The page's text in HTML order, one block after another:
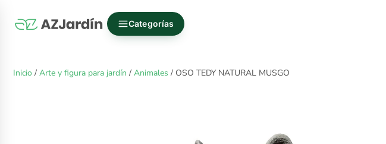
Categorías
Inicio / Arte y figura para jardín / Animales / OSO TEDY NATURAL MUSGO